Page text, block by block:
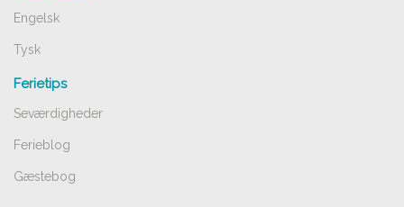
Engelsk
Tysk
Ferietips
Seværdigheder
Ferieblog
Gæstebog